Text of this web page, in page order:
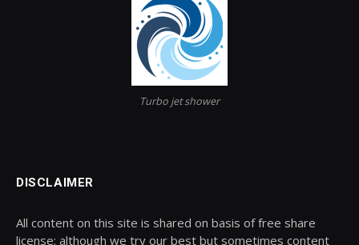
Turbo jet shower
DISCLAIMER
All content on this site is shared on basis of free share
license; although we try our best but sometimes content